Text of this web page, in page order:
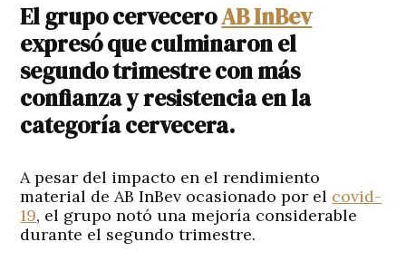
El grupo cerveceroAB InBev
expresó que culminaron el
segundo trimestre con más
confianza y resistencia en la
categoría cervecera.
A pesar del impacto en el rendimiento
material de AB InBev ocasionado por el covid-
19, el grupo notó una mejoría considerable
durante el segundo trimestre.